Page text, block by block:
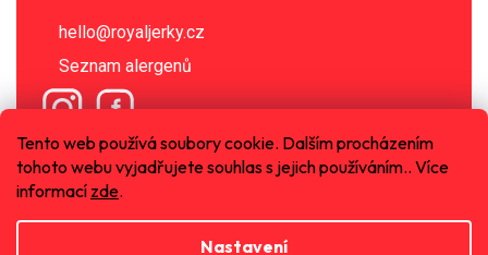
Tento web používá soubory cookie. Dalším procházením
tohoto webu vyjadřujete souhlas s jejich používáním.. Více
informací zde.
Nastavení
hello@royaljerky.cz
Seznam alergenů